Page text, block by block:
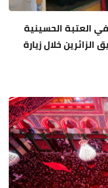
العتبة الحسينية
خلال زيارة